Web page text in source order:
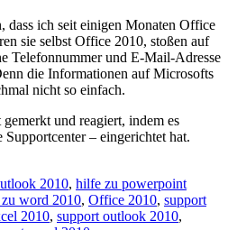
dass ich seit einigen Monaten Office
sie selbst Office 2010, stoßen auf
Telefonnummer und E-Mail-Adresse
die Informationen auf Microsofts
nicht so einfach.
und reagiert, indem es
Supportcenter – eingerichtet hat.
2010, hilfe zu powerpoint
word 2010, Office 2010, support
2010, support outlook 2010,